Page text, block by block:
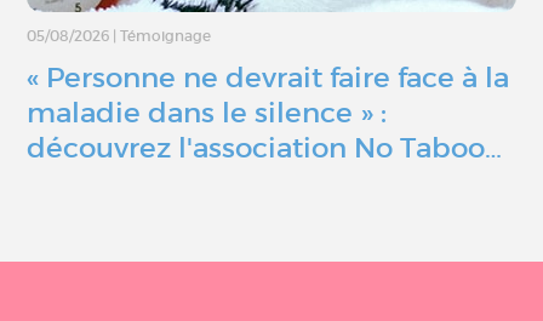
05/08/2026 Témoignage
« Personne ne devrait faire face à la
maladie dans le silence » :
découvrez l'association No Taboo…